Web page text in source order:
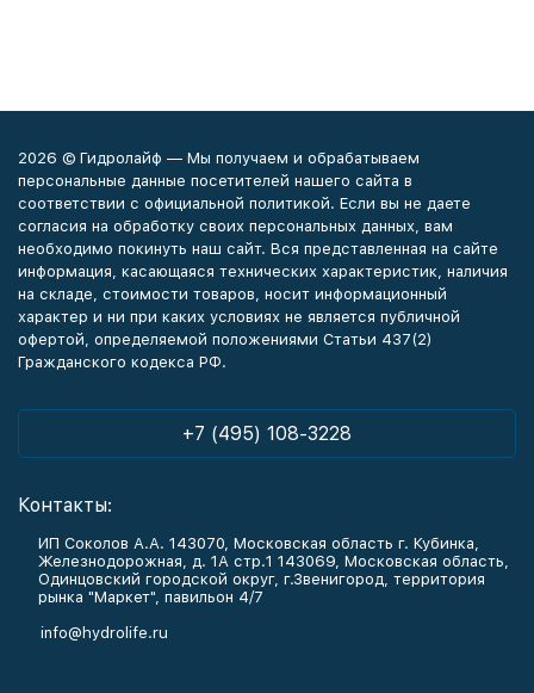
2026 © Гидролайф — Мы получаем и обрабатываем
персональные данные посетителей нашего сайта в
соответствии с официальной политикой. Если вы не даете
согласия на обработку своих персональных данных, вам
необходимо покинуть наш сайт. Вся представленная на сайте
информация, касающаяся технических характеристик, наличия
на складе, стоимости товаров, носит информационный
характер и ни при каких условиях не является публичной
офертой, определяемой положениями Статьи 437(2)
Гражданского кодекса РФ.
+7 (495) 108-3228
Контакты:
ИП Соколов А.А. 143070, Московская область г. Кубинка,
Железнодорожная, д. 1А стр.1 143069, Московская область,
Одинцовский городской округ, г.Звенигород, территория
рынка "Маркет", павильон 4/7
info@hydrolife.ru